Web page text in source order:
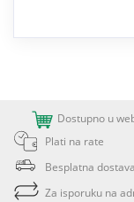
Dostupno u
Plati na rate
Besplatna dostava
Za isporuku na